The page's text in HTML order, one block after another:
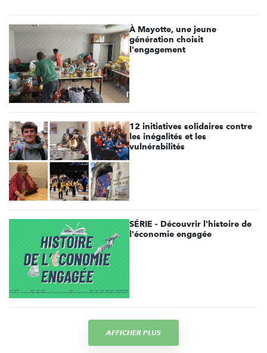
À Mayotte, une jeune
génération choisit
l'engagement
12 initiatives solidaires contre
les inégalités et les
vulnérabilités
SÉRIE - Découvrir l'histoire de
l'économie engagée
AFFICHER PLUS